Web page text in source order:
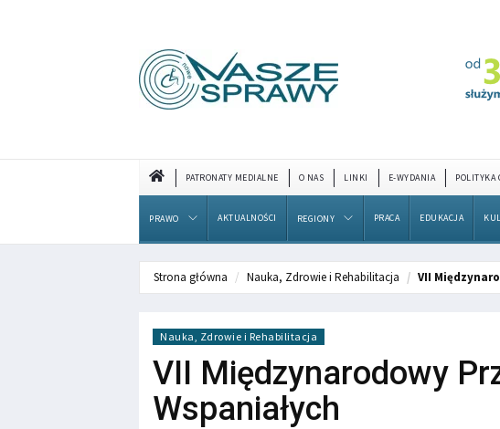
PATRONATY MEDIALNE O NAS LINKI E-WYDANIA POLITYKA
PRAWO AKTUALNOŚCI REGIONY PRACA EDUKACJA
Strona główna Nauka, Zdrowie i Rehabilitacja VII
Nauka, Zdrowie i Rehabilitacja
VII Międzynarodowy
Wspaniałych